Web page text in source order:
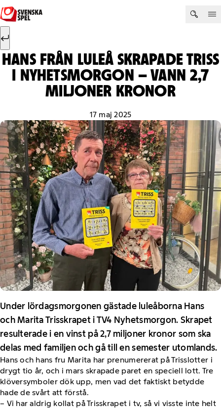
Hoppa till innehåll
Sök efter:
HANS FRÅN LULEÅ SKRAPADE TRISS
I NYHETSMORGON – VANN 2,7
MILJONER KRONOR
17 maj 2025
Under lördagsmorgonen gästade luleåborna Hans
och Marita Trisskrapet i TV4 Nyhetsmorgon. Skrapet
resulterade i en vinst på 2,7 miljoner kronor som ska
delas med familjen och gå till en semester utomlands.
Hans och hans fru Marita har prenumererat på Trisslotter i
drygt tio år, och i mars skrapade paret en speciell lott. Tre
klöversymboler dök upp, men vad det faktiskt betydde
hade de svårt att förstå.
– Vi har aldrig kollat på Trisskrapet i tv, så vi visste inte helt